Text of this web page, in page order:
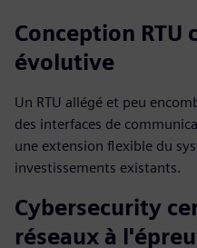
Conception RTU
évolutive
Un RTU allégé et peu
des interfaces de
une extension flexible du
investissements existants.
Cybersecurity
réseaux à